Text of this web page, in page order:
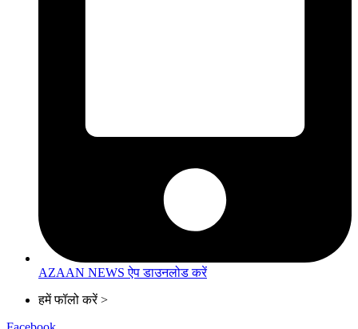
AZAAN NEWS ऐप डाउनलोड करें
हमें फॉलो करें >